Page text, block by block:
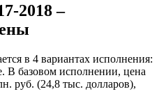
2018 –
в 4 вариантах исполнения:
В базовом исполнении, цена
руб. (24,8 тыс. долларов),